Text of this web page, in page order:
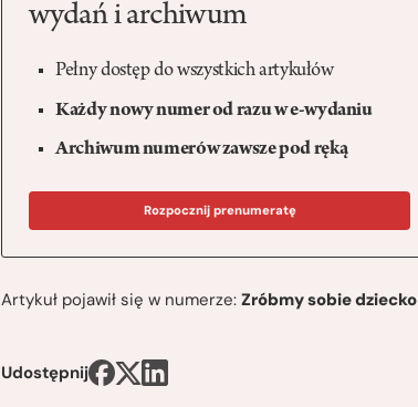
wydań i archiwum
Pełny dostęp do wszystkich artykułów
Każdy nowy numer od razu w e-wydaniu
Archiwum numerów zawsze pod ręką
Rozpocznij prenumeratę
Artykuł pojawił się w numerze:Zróbmy sobie dziecko
Udostępnij